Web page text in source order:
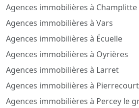
Agences immobilières à Champlitte
Agences immobilières à Vars
Agences immobilières à Écuelle
Agences immobilières à Oyrières
Agences immobilières à Larret
Agences immobilières à Pierrecourt
Agences immobilières à Percey le